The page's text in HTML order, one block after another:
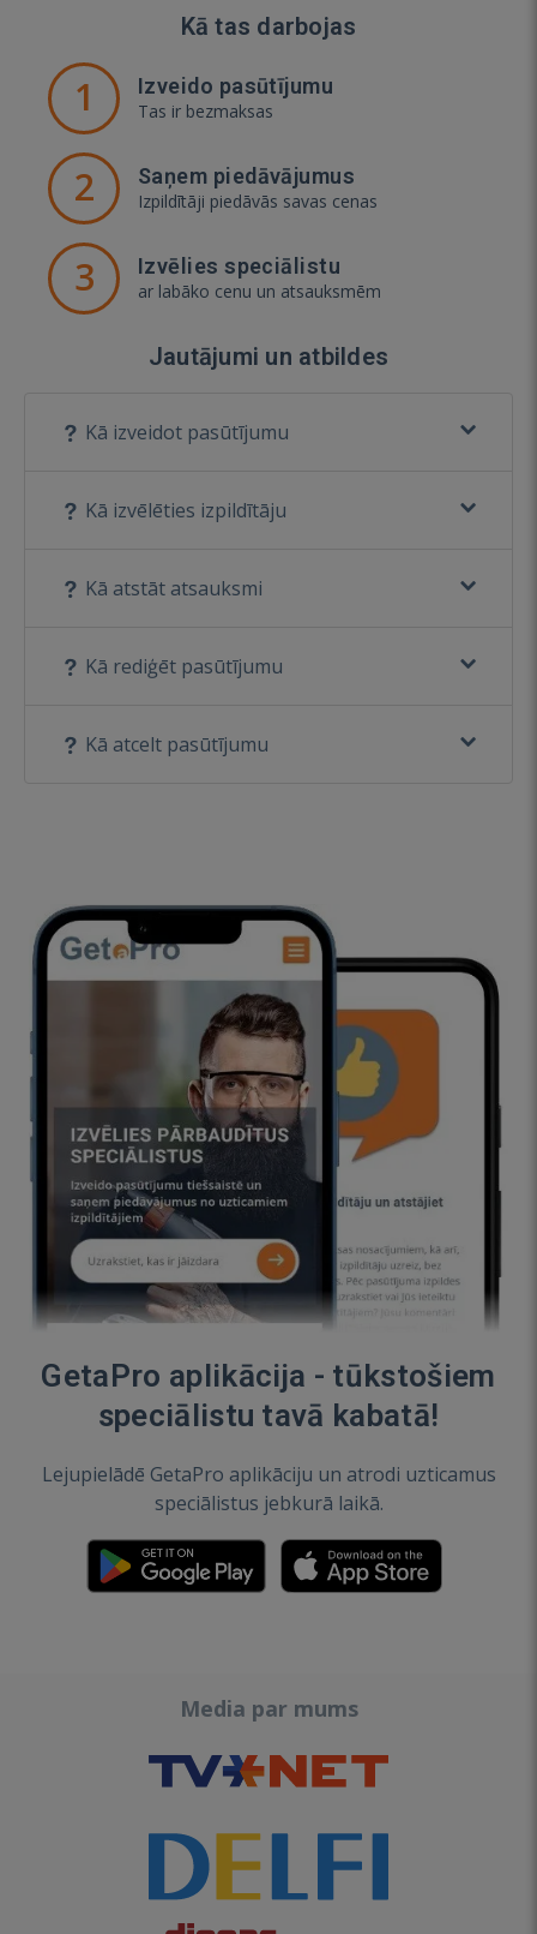
Kā tas darbojas
1 Izveido pasūtījumu
Tas ir bezmaksas
2 Saņem piedāvājumus
Izpildītāji piedāvās savas cenas
3 Izvēlies speciālistu
ar labāko cenu un atsauksmēm
Jautājumi un atbildes
Kā izveidot pasūtījumu
Kā izvēlēties izpildītāju
Kā atstāt atsauksmi
Kā rediģēt pasūtījumu
Kā atcelt pasūtījumu
GetaPro aplikācija - tūkstošiem
speciālistu tavā kabatā!
Lejupielādē GetaPro aplikāciju un atrodi uzticamus
speciālistus jebkurā laikā.
Media par mums